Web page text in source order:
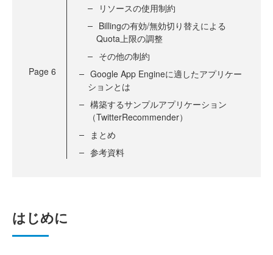
Page 6
リソースの使用制約
Billingの有効/無効切り替えによる
Quota上限の調整
その他の制約
Google App Engineに適したアプリケー
ションとは
構築するサンプルアプリケーション
（TwitterRecommender）
まとめ
参考資料
はじめに